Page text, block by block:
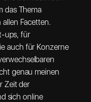
das Thema
Facetten.
ups, für
auch für Konzerne
genau meinen
Zeit der
sich online